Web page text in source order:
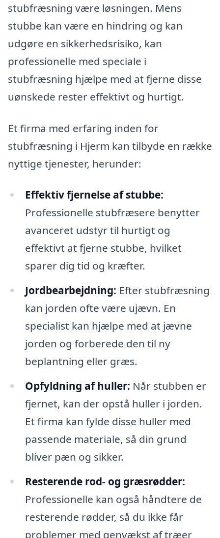
stubfræsning være løsningen. Mens
stubbe kan være en hindring og kan
udgøre en sikkerhedsrisiko, kan
professionelle med speciale i
stubfræsning hjælpe med at fjerne disse
uønskede rester effektivt og hurtigt.
Et firma med erfaring inden for
stubfræsning i Hjerm kan tilbyde en række
nyttige tjenester, herunder:
Effektiv fjernelse af stubbe:
Professionelle stubfræsere benytter
avanceret udstyr til hurtigt og
effektivt at fjerne stubbe, hvilket
sparer dig tid og kræfter.
Jordbearbejdning: Efter stubfræsning
kan jorden ofte være ujævn. En
specialist kan hjælpe med at jævne
jorden og forberede den til ny
beplantning eller græs.
Opfyldning af huller: Når stubben er
fjernet, kan der opstå huller i jorden.
Et firma kan fylde disse huller med
passende materiale, så din grund
bliver pæn og sikker.
Resterende rod- og græsrødder:
Professionelle kan også håndtere de
resterende rødder, så du ikke får
problemer med genvækst af træer